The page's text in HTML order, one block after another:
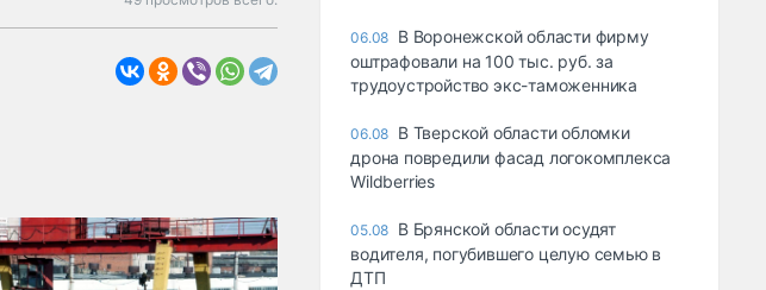
06.08 В Воронежской области фирму
оштрафовали на 100 тыс. руб. за
трудоустройство экс-таможенника
06.08 В Тверской области обломки
дрона повредили фасад логокомплекса
Wildberries
05.08 В Брянской области осудят
водителя, погубившего целую семью в
ДТП